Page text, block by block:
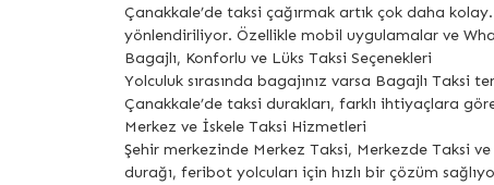
Çanakkale’de taksi çağırmak artık çok daha
yönlendiriliyor. Özellikle mobil uygulamalar ve
Bagajlı, Konforlu ve Lüks Taksi Seçenekleri
Yolculuk sırasında bagajınız varsa Bagajlı
Çanakkale’de taksi durakları, farklı ihtiyaçlara
Merkez ve İskele Taksi Hizmetleri
Şehir merkezinde Merkez Taksi, Merkezde Taksi
durağı, feribot yolcuları için hızlı bir çözüm